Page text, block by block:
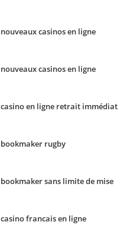
nouveaux casinos en ligne
nouveaux casinos en ligne
casino en ligne retrait immédiat
bookmaker rugby
bookmaker sans limite de mise
casino francais en ligne